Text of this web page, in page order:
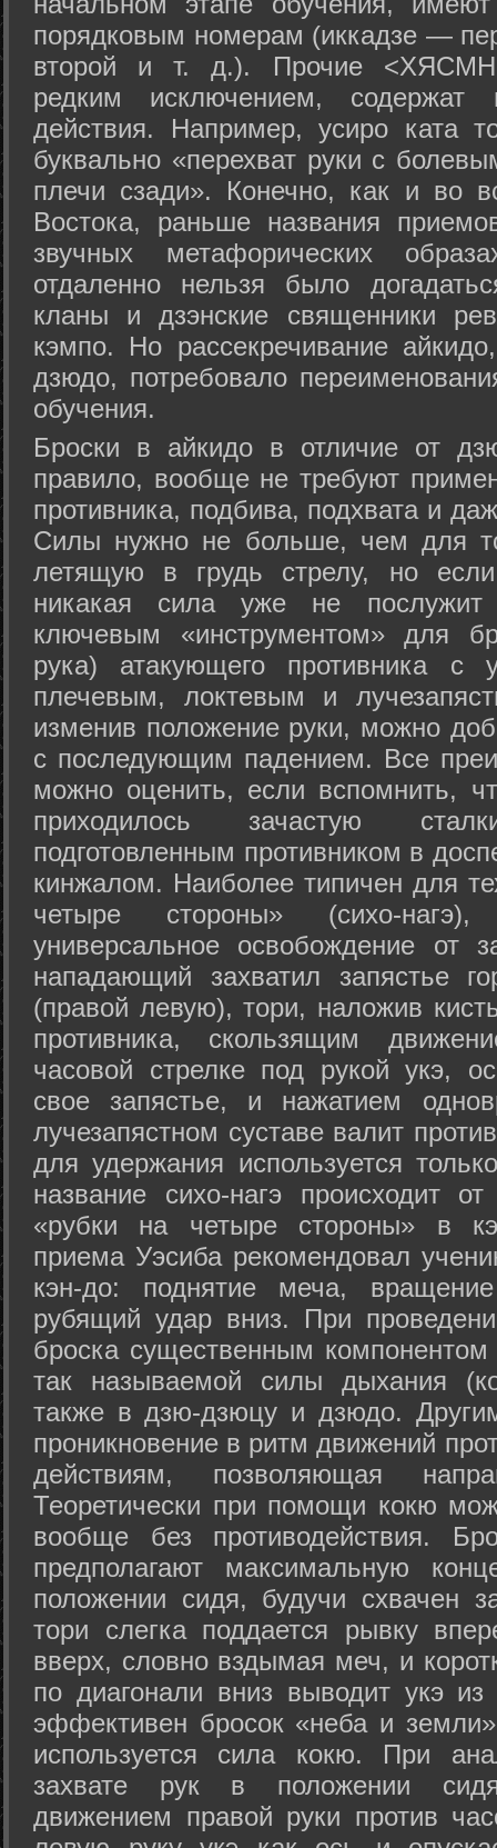
порядковым номерам (иккадзе —
второй и т. д.). Прочие
редким исключением, содержат
действия. Например, усиро ката
буквально «перехват руки с
плечи сзади». Конечно, как и во
Востока, раньше названия
звучных метафорических
отдаленно нельзя было
кланы и дзэнские священники
кэмпо. Но рассекречивание
дзюдо, потребовало
обучения.
Броски в айкидо в отличие от
правило, вообще не требуют
противника, подбива, подхвата и
Силы нужно не больше, чем для
летящую в грудь стрелу, но
никакая сила уже не
ключевым «инструментом» для
рука) атакующего противника с
плечевым, локтевым и
изменив положение руки, можно
с последующим падением. Все
можно оценить, если вспомнить,
приходилось зачастую
подготовленным противником в
кинжалом. Наиболее типичен для
четыре стороны» (сихо-
универсальное освобождение от
нападающий захватил запястье
(правой левую), тори, наложив
противника, скользящим
часовой стрелке под рукой укэ,
свое запястье, и нажатием
лучезапястном суставе валит
для удержания используется
название сихо-нагэ происходит
«рубки на четыре стороны» в
приема Уэсиба рекомендовал
кэн-до: поднятие меча,
рубящий удар вниз. При
броска существенным компонентом
так называемой силы дыхания
также в дзю-дзюцу и дзюдо.
проникновение в ритм движений
действиям, позволяющая
Теоретически при помощи кокю
вообще без противодействия.
предполагают максимальную
положении сидя, будучи схвачен
тори слегка поддается рывку
вверх, словно вздымая меч, и
по диагонали вниз выводит укэ
эффективен бросок «неба и
используется сила кокю. При
захвате рук в положении
движением правой руки против